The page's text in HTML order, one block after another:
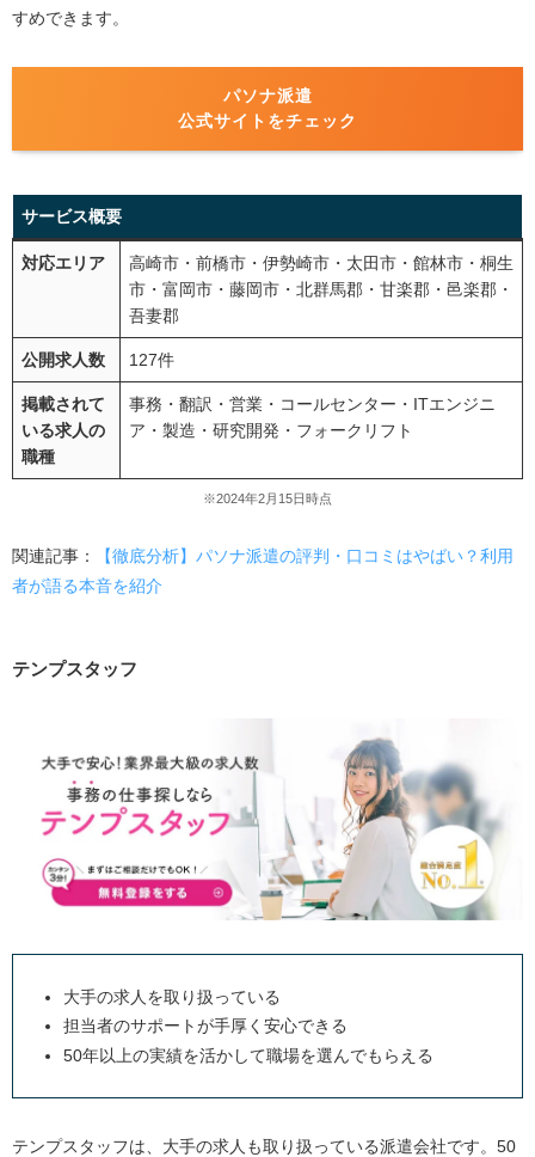
すめできます。
パソナ派遣
公式サイトをチェック
サービス概要
対応エリア
高崎市・前橋市・伊勢崎市・太田市・館林市・桐生
市・富岡市・藤岡市・北群馬郡・甘楽郡・邑楽郡・
吾妻郡
公開求人数 127件
掲載されて
いる求人の
職種
事務・翻訳・営業・コールセンター・ITエンジニ
ア・製造・研究開発・フォークリフト
※2024年2月15日時点
関連記事：
【徹底分析】パソナ派遣の評判・口コミはやばい？利用
者が語る本音を紹介
テンプスタッフ
大手の求人を取り扱っている
担当者のサポートが手厚く安心できる
50年以上の実績を活かして職場を選んでもらえる
テンプスタッフは、大手の求人も取り扱っている派遣会社です。50